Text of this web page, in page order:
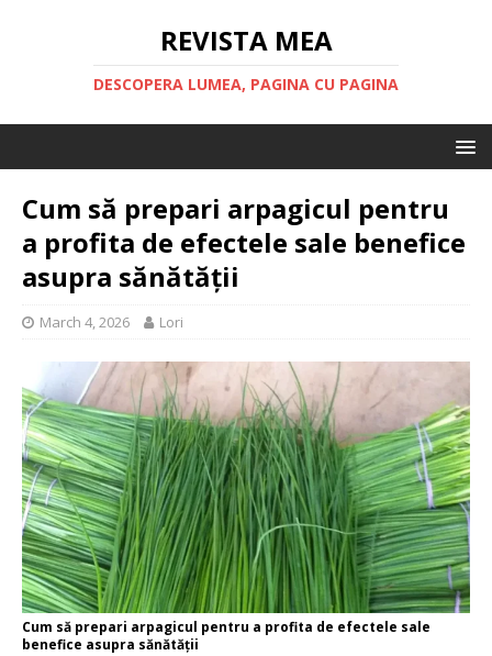
REVISTA MEA
DESCOPERA LUMEA, PAGINA CU PAGINA
Cum să prepari arpagicul pentru
a profita de efectele sale benefice
asupra sănătății
March 4, 2026 Lori
Cum să prepari arpagicul pentru a profita de efectele sale
benefice asupra sănătății